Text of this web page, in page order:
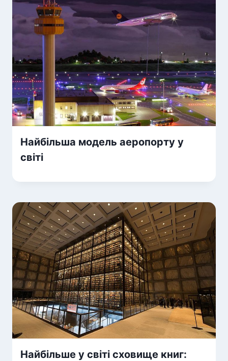
Найбільша модель аеропорту у
світі
Найбільше у світі сховище книг: